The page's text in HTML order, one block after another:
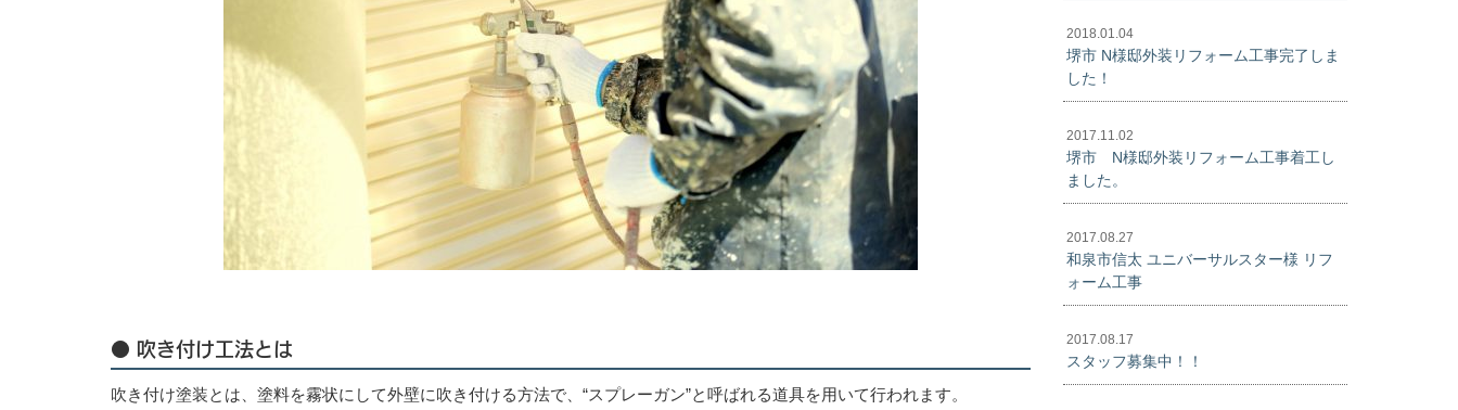
● 吹き付け工法とは
吹き付け塗装とは、塗料を霧状にして外壁に吹き付ける方法で、“スプレーガン”と呼ばれる道具を用いて行われます。
2018.01.04
堺市 N様邸外装リフォーム工事完了しま
した！
2017.11.02
堺市 N様邸外装リフォーム工事着工し
ました。
2017.08.27
和泉市信太 ユニバーサルスター様 リフ
ォーム工事
2017.08.17
スタッフ募集中！！